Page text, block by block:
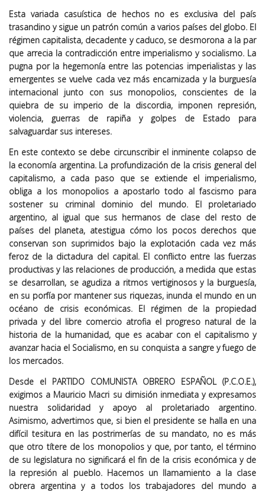
Esta variada casuística de hechos no es exclusiva del país
trasandino y sigue un patrón común a varios países del globo. El
régimen capitalista, decadente y caduco, se desmorona a la par
que arrecia la contradicción entre imperialismo y socialismo. La
pugna por la hegemonía entre las potencias imperialistas y las
emergentes se vuelve cada vez más encarnizada y la burguesía
internacional junto con sus monopolios, conscientes de la
quiebra de su imperio de la discordia, imponen represión,
violencia, guerras de rapiña y golpes de Estado para
salvaguardar sus intereses.
En este contexto se debe circunscribir el inminente colapso de
la economía argentina. La profundización de la crisis general del
capitalismo, a cada paso que se extiende el imperialismo,
obliga a los monopolios a apostarlo todo al fascismo para
sostener su criminal dominio del mundo. El proletariado
argentino, al igual que sus hermanos de clase del resto de
países del planeta, atestigua cómo los pocos derechos que
conservan son suprimidos bajo la explotación cada vez más
feroz de la dictadura del capital. El conflicto entre las fuerzas
productivas y las relaciones de producción, a medida que estas
se desarrollan, se agudiza a ritmos vertiginosos y la burguesía,
en su porfía por mantener sus riquezas, inunda el mundo en un
océano de crisis económicas. El régimen de la propiedad
privada y del libre comercio atrofia el progreso natural de la
historia de la humanidad, que es acabar con el capitalismo y
avanzar hacia el Socialismo, en su conquista a sangre y fuego de
los mercados.
Desde el PARTIDO COMUNISTA OBRERO ESPAÑOL (P.C.O.E.),
exigimos a Mauricio Macri su dimisión inmediata y expresamos
nuestra solidaridad y apoyo al proletariado argentino.
Asimismo, advertimos que, si bien el presidente se halla en una
difícil tesitura en las postrimerías de su mandato, no es más
que otro títere de los monopolios y que, por tanto, el término
de su legislatura no significará el fin de la crisis económica y de
la represión al pueblo. Hacemos un llamamiento a la clase
obrera argentina y a todos los trabajadores del mundo a